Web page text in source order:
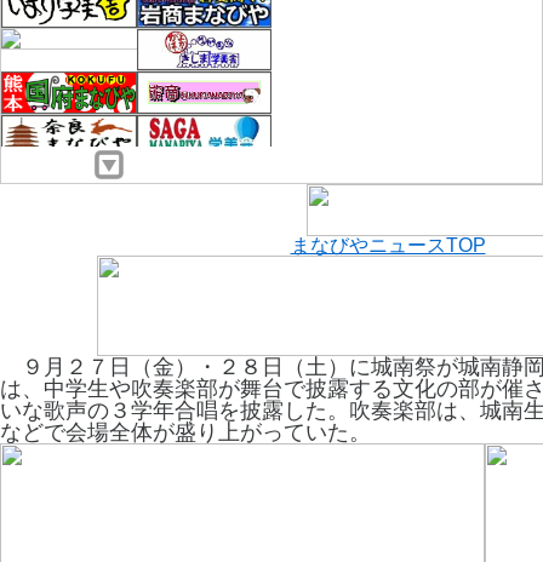
まなびやニュースTOP
９月２７日（金）・２８日（土）に城南祭が城南静
は、中学生や吹奏楽部が舞台で披露する文化の部が催
いな歌声の３学年合唱を披露した。吹奏楽部は、城南
などで会場全体が盛り上がっていた。